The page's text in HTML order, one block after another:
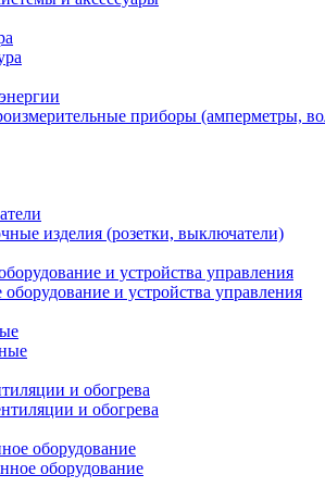
приборы (амперметры,
изделия (розетки, выключатели)
и устройства управления
и обогрева
оборудование